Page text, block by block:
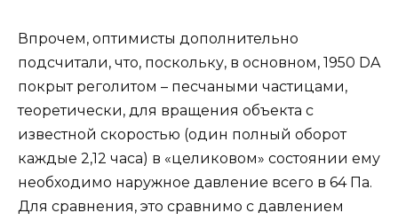
Впрочем, оптимисты дополнительно
подсчитали, что, поскольку, в основном, 1950 DA
покрыт реголитом – песчаными частицами,
теоретически, для вращения объекта с
известной скоростью (один полный оборот
каждые 2,12 часа) в «целиковом» состоянии ему
необходимо наружное давление всего в 64 Па.
Для сравнения, это сравнимо с давлением